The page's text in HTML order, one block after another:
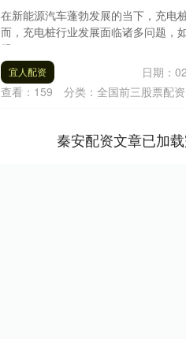
在新能源汽车蓬勃发展的当下，充电
而，充电桩行业发展面临诸多问题，
服....
宜人配资 日期：
查看： 159 分类： 全国前三股票配资
秦安配资文章已加